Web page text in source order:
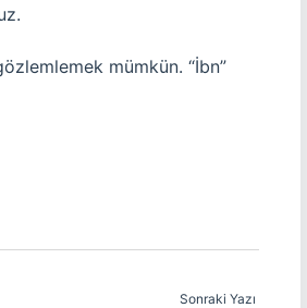
mümkün. “İbn”
Sonraki Yazı